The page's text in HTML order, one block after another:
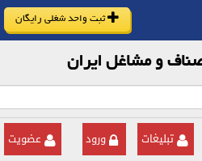
ثبت واحد شغلی رایگان
و مشاغل ایران
عضویت ورود تبلیغات